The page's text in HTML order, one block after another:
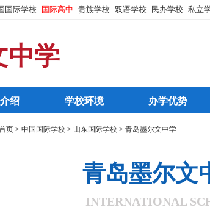
国际学校 国际高中 贵族学校 双语学校 民办学校 私立
中学
绍 学校环境 办学优势
页 > 中国国际学校 > 山东国际学校 > 青岛墨尔文中学
青岛墨尔文
INTERNATIONAL